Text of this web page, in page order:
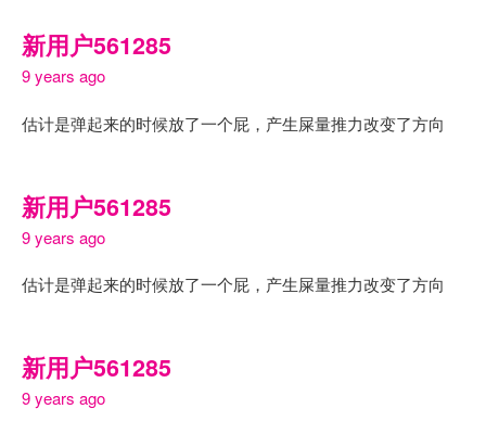
新用户561285
9 years ago
估计是弹起来的时候放了一个屁，产生屎量推力改变了方向
新用户561285
9 years ago
估计是弹起来的时候放了一个屁，产生屎量推力改变了方向
新用户561285
9 years ago